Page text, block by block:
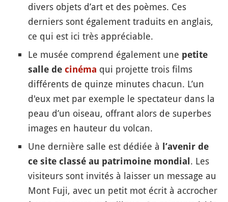
divers objets d’art et des poèmes. Ces
derniers sont également traduits en anglais,
ce qui est ici très appréciable.
Le musée comprend également une petite
salle de cinéma qui projette trois films
différents de quinze minutes chacun. L’un
d'eux met par exemple le spectateur dans la
peau d’un oiseau, offrant alors de superbes
images en hauteur du volcan.
Une dernière salle est dédiée à l’avenir de
ce site classé au patrimoine mondial . Les
visiteurs sont invités à laisser un message au
Mont Fuji, avec un petit mot écrit à accrocher